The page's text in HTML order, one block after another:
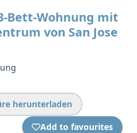
Bett-Wohnung mit
von San Jose
herunterladen
Add to favourites